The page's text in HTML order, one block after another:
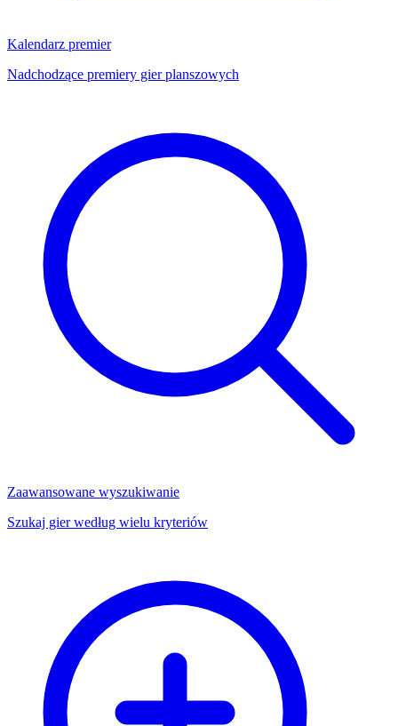
Kalendarz premier
Nadchodzące premiery gier planszowych
Zaawansowane wyszukiwanie
Szukaj gier według wielu kryteriów